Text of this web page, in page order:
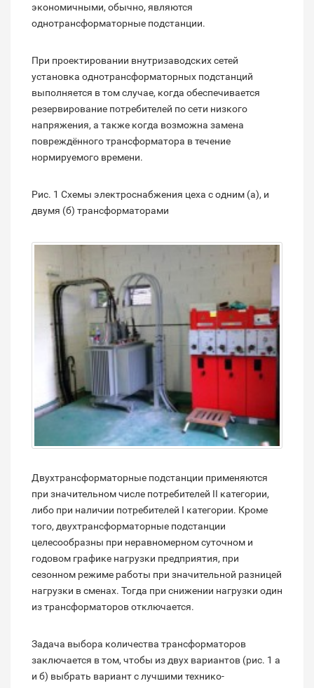
экономичными, обычно, являются
однотрансформаторные подстанции.
При проектировании внутризаводских сетей
установка однотрансформаторных подстанций
выполняется в том случае, когда обеспечивается
резервирование потребителей по сети низкого
напряжения, а также когда возможна замена
повреждённого трансформатора в течение
нормируемого времени.
Рис. 1 Схемы электроснабжения цеха с одним (а), и
двумя (б) трансформаторами
Двухтрансформаторные подстанции применяются
при значительном числе потребителей II категории,
либо при наличии потребителей I категории. Кроме
того, двухтрансформаторные подстанции
целесообразны при неравномерном суточном и
годовом графике нагрузки предприятия, при
сезонном режиме работы при значительной разницей
нагрузки в сменах. Тогда при снижении нагрузки один
из трансформаторов отключается.
Задача выбора количества трансформаторов
заключается в том, чтобы из двух вариантов (рис. 1 а
и б) выбрать вариант с лучшими технико-